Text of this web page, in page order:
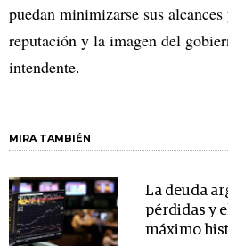
puedan minimizarse sus
reputación y la imagen del
intendente.
MIRA TAMBIÉN
La deuda
pérdidas y
máximo